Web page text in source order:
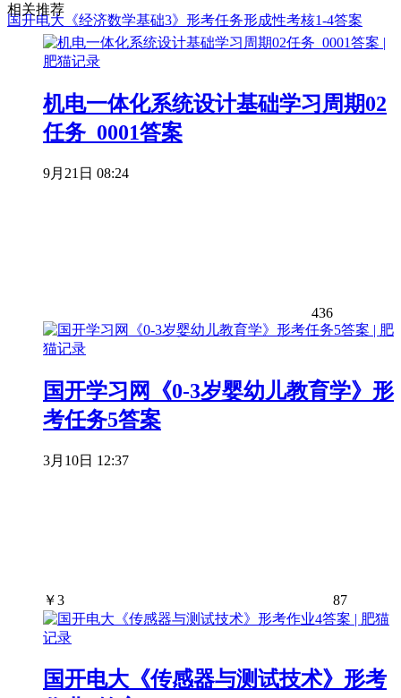
国开电大《经济数学基础3》形考任务形成性考核1-4答案
相关推荐
机电一体化系统设计基础学习周期02
任务_0001答案
9月21日 08:24
436
国开学习网《0-3岁婴幼儿教育学》形
考任务5答案
3月10日 12:37
￥3 87
国开电大《传感器与测试技术》形考